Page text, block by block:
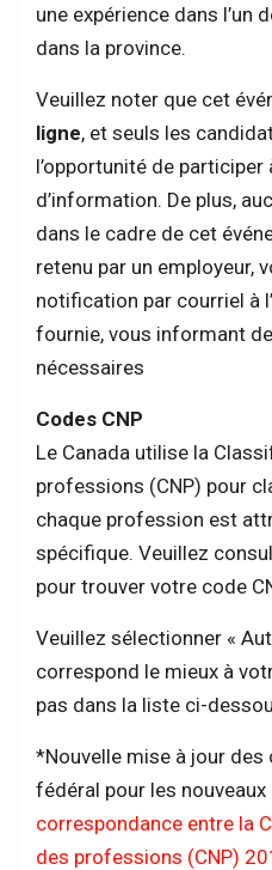
une expérience dans l’un
dans la province.
Veuillez noter que cet
ligne, et seuls les
l’opportunité de participer
d’information. De plus,
dans le cadre de cet
retenu par un employeur,
notification par courriel à
fournie, vous informant
nécessaires
Codes CNP
Le Canada utilise la
professions (CNP) pour
chaque profession est
spécifique. Veuillez
pour trouver votre code
Veuillez sélectionner «
correspond le mieux à
pas dans la liste ci-
*Nouvelle mise à jour des
fédéral pour les nouveaux
correspondance entre la
des professions (CNP)